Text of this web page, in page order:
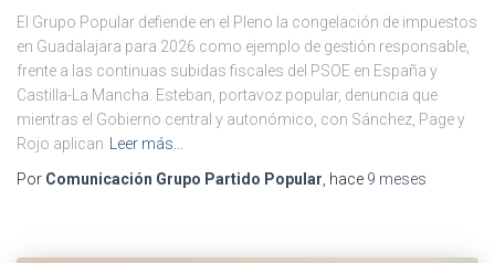
El Grupo Popular defiende en el Pleno la congelación de impuestos
en Guadalajara para 2026 como ejemplo de gestión responsable,
frente a las continuas subidas fiscales del PSOE en España y
Castilla-La Mancha. Esteban, portavoz popular, denuncia que
mientras el Gobierno central y autonómico, con Sánchez, Page y
Rojo aplican Leer más…
Por Comunicación Grupo Partido Popular, hace 9 meses